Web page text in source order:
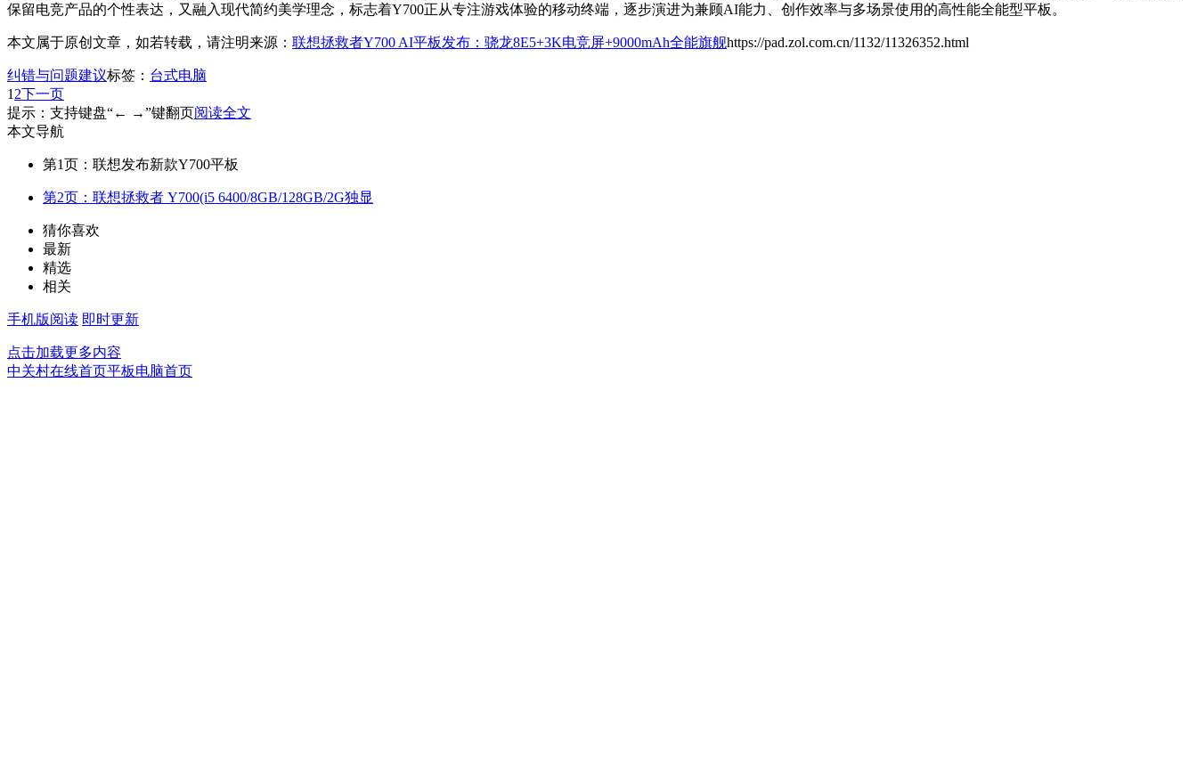
保留电竞产品的个性表达，又融入现代简约美学理念，标志着Y700正从专注游戏体验的移动终端，逐步演进为兼顾AI能力、创作效率与多场景使用的高性能全能型平板。
本文属于原创文章，如若转载，请注明来源： 联想拯救者Y700 AI平板发布：骁龙8E5+3K电竞屏+9000mAh全能旗舰https://pad.zol.com.cn/1132/11326352.html
纠错与问题建议标签： 台式电脑
1 2下一页
提示：支持键盘“← →”键翻页阅读全文
本文导航
第1页：联想发布新款Y700平板
第2页：联想拯救者 Y700(i5 6400/8GB/128GB/2G独显
猜你喜欢
最新
精选
相关
手机版阅读 即时更新
点击加载更多内容
中关村在线首页平板电脑首页